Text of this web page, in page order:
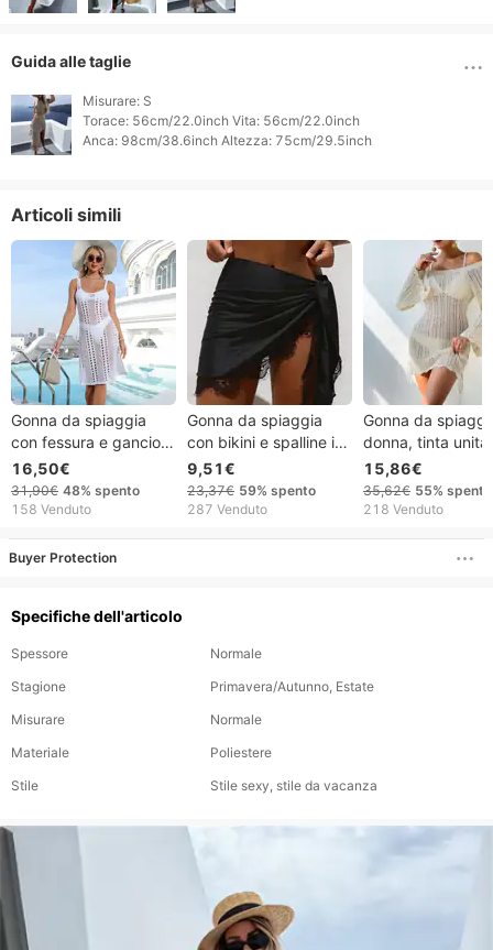
Guida alle taglie
Misurare: S
Torace: 56cm/22.0inch Vita: 56cm/22.0inch
Articoli simili
Gonna da spiaggia
con fessura e gancio
da donna, stile
vacanza in spiaggia
16,50€
31,90€ 48% spento
158 Venduto
Gonna da spiaggia
con bikini e spalline in
pizzo sexy da donna,
stile europeo
americano, tinta unita,
9,51€
23,37€ 59% spento
287 Venduto
Gonna da
donna, tinta unita,
sexy, in maglia,
spiaggia, bikini,
copricostume,
15,86€
35,62€ 55% spento
218 Venduto
Buyer Protection
Specifiche dell'articolo
Spessore
Normale
Stagione
Primavera/Autunno, Estate
Misurare
Normale
Materiale
Poliestere
Stile
Stile sexy, stile da vacanza